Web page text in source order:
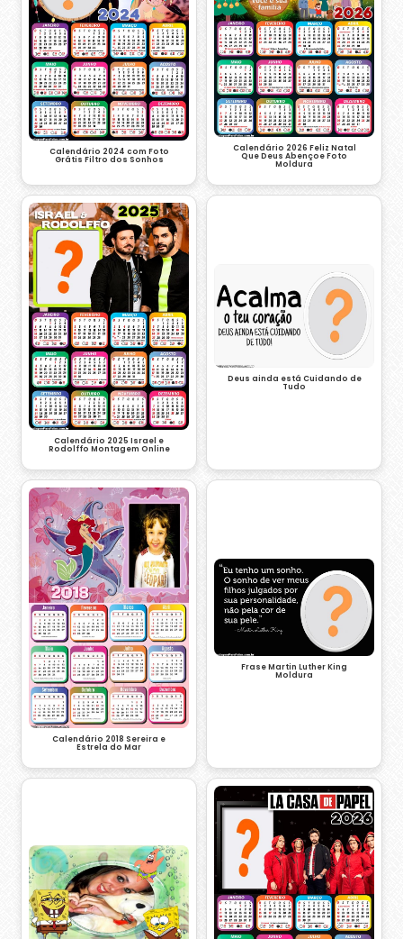
Calendário 2024 com Foto
Grátis Filtro dos Sonhos
Calendário 2026 Feliz Natal
Que Deus Abençoe Foto
Moldura
Calendário 2025 Israel e
Rodolffo Montagem Online
Deus ainda está Cuidando de
Tudo
Calendário 2018 Sereira e
Estrela do Mar
Frase Martin Luther King
Moldura